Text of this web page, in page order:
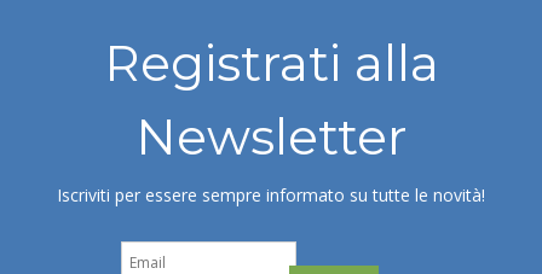
Registrati alla
Newsletter
Iscriviti per essere sempre informato su tutte le novità!